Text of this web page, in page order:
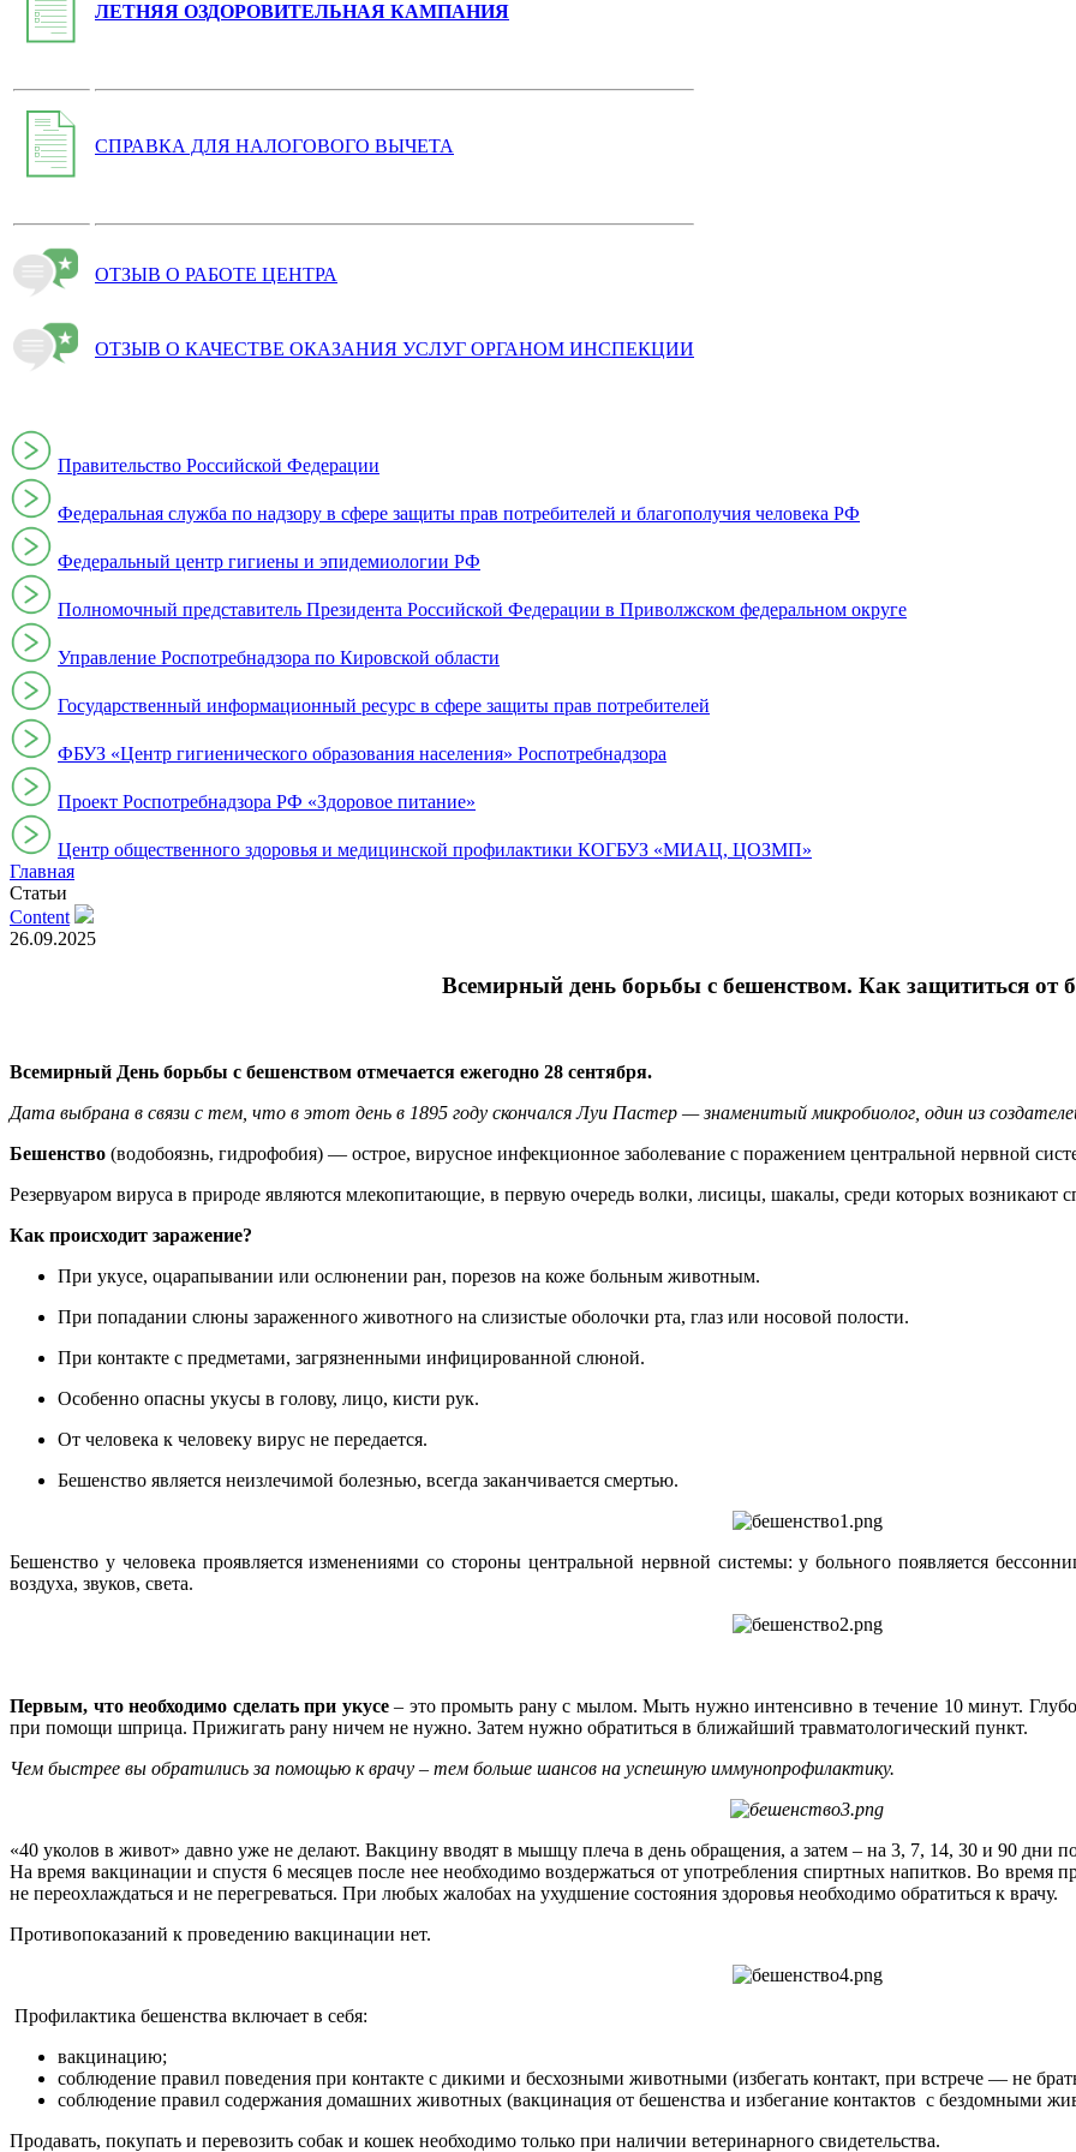
ЛЕТНЯЯ ОЗДОРОВИТЕЛЬНАЯ КАМПАНИЯ
СПРАВКА ДЛЯ НАЛОГОВОГО ВЫЧЕТА
ОТЗЫВ О РАБОТЕ ЦЕНТРА
ОТЗЫВ О КАЧЕСТВЕ ОКАЗАНИЯ УСЛУГ ОРГАНОМ ИНСПЕКЦИИ
Правительство Российской Федерации
Федеральная служба по надзору в сфере защиты прав потребителей и благополучия человека РФ
Федеральный центр гигиены и эпидемиологии РФ
Полномочный представитель Президента Российской Федерации в Приволжском федеральном округе
Управление Роспотребнадзора по Кировской области
Государственный информационный ресурс в сфере защиты прав потребителей
ФБУЗ «Центр гигиенического образования населения» Роспотребнадзора
Проект Роспотребнадзора РФ «Здоровое питание»
Центр общественного здоровья и медицинской профилактики КОГБУЗ «МИАЦ, ЦОЗМП»
Главная
Статьи
Content
26.09.2025
Всемирный день борьбы с бешенством. Как защититься от
Всемирный День борьбы с бешенством отмечается ежегодно 28 сентября.
Дата выбрана в связи с тем, что в этот день в 1895 году скончался Луи Пастер — знаменитый микробиолог, один из
Бешенство (водобоязнь, гидрофобия) — острое, вирусное инфекционное заболевание с поражением центральной нервной
Резервуаром вируса в природе являются млекопитающие, в первую очередь волки, лисицы, шакалы, среди которых возникают
Как происходит заражение?
При укусе, оцарапывании или ослюнении ран, порезов на коже больным животным.
При попадании слюны зараженного животного на слизистые оболочки рта, глаз или носовой полости.
При контакте с предметами, загрязненными инфицированной слюной.
Особенно опасны укусы в голову, лицо, кисти рук.
От человека к человеку вирус не передается.
Бешенство является неизлечимой болезнью, всегда заканчивается смертью.
Бешенство у человека проявляется изменениями со стороны центральной нервной системы: у больного появляется
воздуха, звуков, света.
Первым, что необходимо сделать при укусе– это промыть рану с мылом. Мыть нужно интенсивно в течение 10 минут.
при помощи шприца. Прижигать рану ничем не нужно. Затем нужно обратиться в ближайший травматологический пункт.
Чем быстрее вы обратились за помощью к врачу – тем больше шансов на успешную иммунопрофилактику.
«40 уколов в живот» давно уже не делают. Вакцину вводят в мышцу плеча в день обращения, а затем – на 3, 7, 14, 30 и 90 дни
На время вакцинации и спустя 6 месяцев после нее необходимо воздержаться от употребления спиртных напитков. Во время
не переохлаждаться и не перегреваться. При любых жалобах на ухудшение состояния здоровья необходимо обратиться к врачу.
Противопоказаний к проведению вакцинации нет.
Профилактика бешенства включает в себя:
вакцинацию;
соблюдение правил поведения при контакте с дикими и бесхозными животными (избегать контакт, при встрече — не
соблюдение правил содержания домашних животных (вакцинация от бешенства и избегание контактов с бездомными
Продавать, покупать и перевозить собак и кошек необходимо только при наличии ветеринарного свидетельства.